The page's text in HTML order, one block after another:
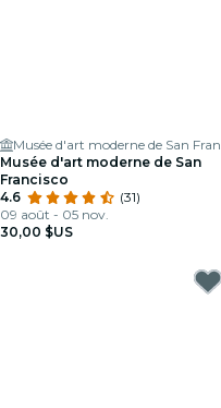
Musée d'art moderne de San
Francisco
4.6
(31)
09 août - 05 nov.
30,00 $US